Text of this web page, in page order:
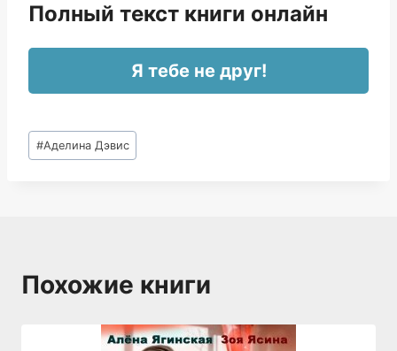
Полный текст книги онлайн
Я тебе не друг!
Метки
записи:
#Аделина Дэвис
Похожие книги